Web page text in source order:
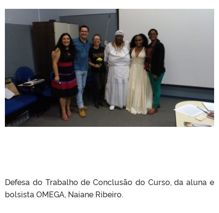
Defesa do Trabalho de Conclusão do Curso, da aluna e
bolsista OMEGA, Naiane Ribeiro.